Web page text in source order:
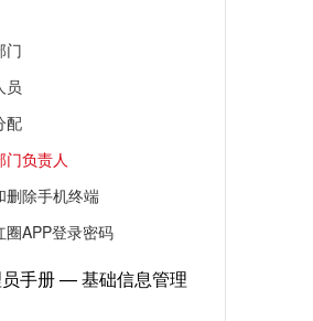
门
员
配
负责人
删除手机终端
圈APP登录密码
手册 — 基础信息管理